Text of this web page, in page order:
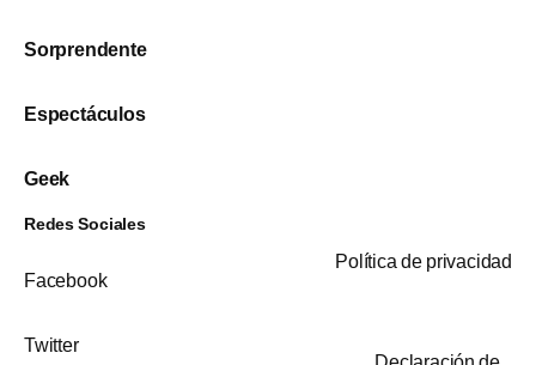
Sorprendente
Espectáculos
Geek
Redes Sociales
Facebook
Twitter
Política de privacidad